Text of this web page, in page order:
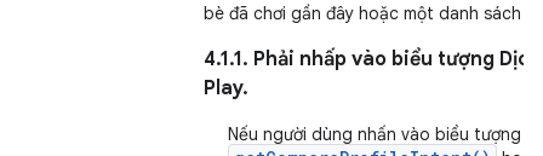
bè đã chơi gần đây hoặc một danh sách
4.1.1. Phải nhấp vào biểu tượng
Play.
Nếu người dùng nhấn vào biểu tượng